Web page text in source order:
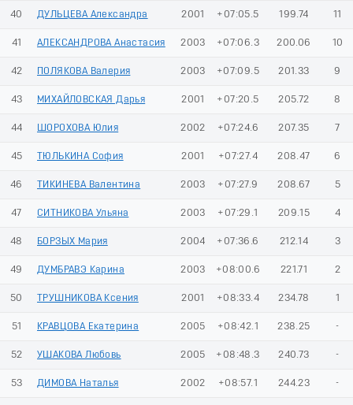
40 ДУЛЬЦЕВА Александра 2001 +07:05.5 199.74 11
41 АЛЕКСАНДРОВА Анастасия 2003 +07:06.3 200.06 10
42 ПОЛЯКОВА Валерия 2003 +07:09.5 201.33 9
43 МИХАЙЛОВСКАЯ Дарья 2001 +07:20.5 205.72 8
44 ШОРОХОВА Юлия 2002 +07:24.6 207.35 7
45 ТЮЛЬКИНА София 2001 +07:27.4 208.47 6
46 ТИКИНЕВА Валентина 2003 +07:27.9 208.67 5
47 СИТНИКОВА Ульяна 2003 +07:29.1 209.15 4
48 БОРЗЫХ Мария 2004 +07:36.6 212.14 3
49 ДУМБРАВЭ Карина 2003 +08:00.6 221.71 2
50 ТРУШНИКОВА Ксения 2001 +08:33.4 234.78 1
51 КРАВЦОВА Екатерина 2005 +08:42.1 238.25 -
52 УШАКОВА Любовь 2005 +08:48.3 240.73 -
53 ДИМОВА Наталья 2002 +08:57.1 244.23 -